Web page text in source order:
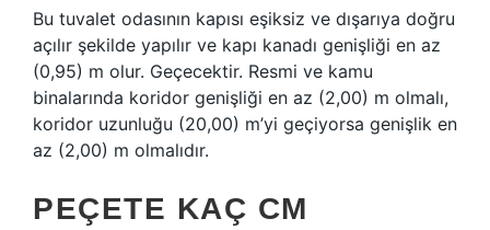
Bu tuvalet odasının kapısı eşiksiz ve dışarıya doğru
açılır şekilde yapılır ve kapı kanadı genişliği en az
(0,95) m olur. Geçecektir. Resmi ve kamu
binalarında koridor genişliği en az (2,00) m olmalı,
koridor uzunluğu (20,00) m’yi geçiyorsa genişlik en
az (2,00) m olmalıdır.
PEÇETE KAÇ CM